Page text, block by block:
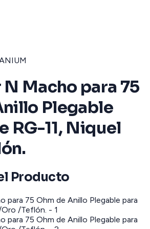
Macho para 75
Plegable
RG-11, Niquel
Producto